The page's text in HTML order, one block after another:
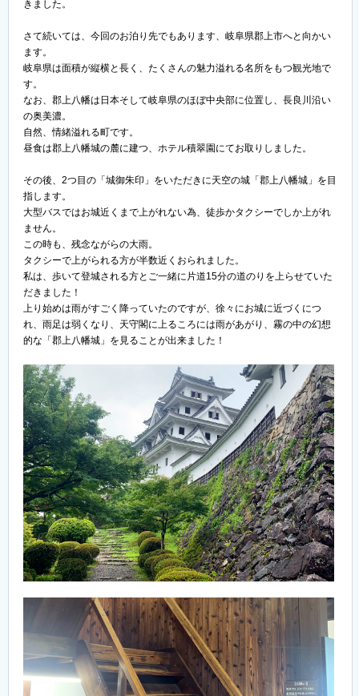
きました。
さて続いては、今回のお泊り先でもあります、岐阜県郡上市へと向かい
ます。
岐阜県は面積が縦横と長く、たくさんの魅力溢れる名所をもつ観光地で
す。
なお、郡上八幡は日本そして岐阜県のほぼ中央部に位置し、長良川沿い
の奥美濃。
自然、情緒溢れる町です。
昼食は郡上八幡城の麓に建つ、ホテル積翠園にてお取りしました。
その後、2つ目の「城御朱印」をいただきに天空の城「郡上八幡城」を目
指します。
大型バスではお城近くまで上がれない為、徒歩かタクシーでしか上がれ
ません。
この時も、残念ながらの大雨。
タクシーで上がられる方が半数近くおられました。
私は、歩いて登城される方とご一緒に片道15分の道のりを上らせていた
だきました！
上り始めは雨がすごく降っていたのですが、徐々にお城に近づくにつ
れ、雨足は弱くなり、天守閣に上るころには雨があがり、霧の中の幻想
的な「郡上八幡城」を見ることが出来ました！